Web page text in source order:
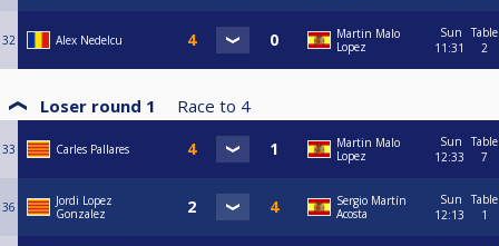
32 Alex Nedelcu
Martin Malo
Lopez
Sun
11:31
Table
2
Loser round 1 Race to 4
33 Carles Pallares
Martin Malo
Lopez
Sun
12:33
Table
7
36
Jordi Lopez
Gonzalez
Sergio Martín
Acosta
Sun
12:13
Table
1